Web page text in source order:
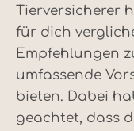
Tierversicherer
für dich
Empfehlungen
umfassende
bieten. Dabei
geachtet, dass